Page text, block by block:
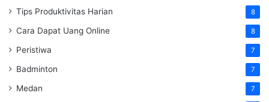
Tips Produktivitas Harian 8
Cara Dapat Uang Online 8
Peristiwa 7
Badminton 7
Medan 7